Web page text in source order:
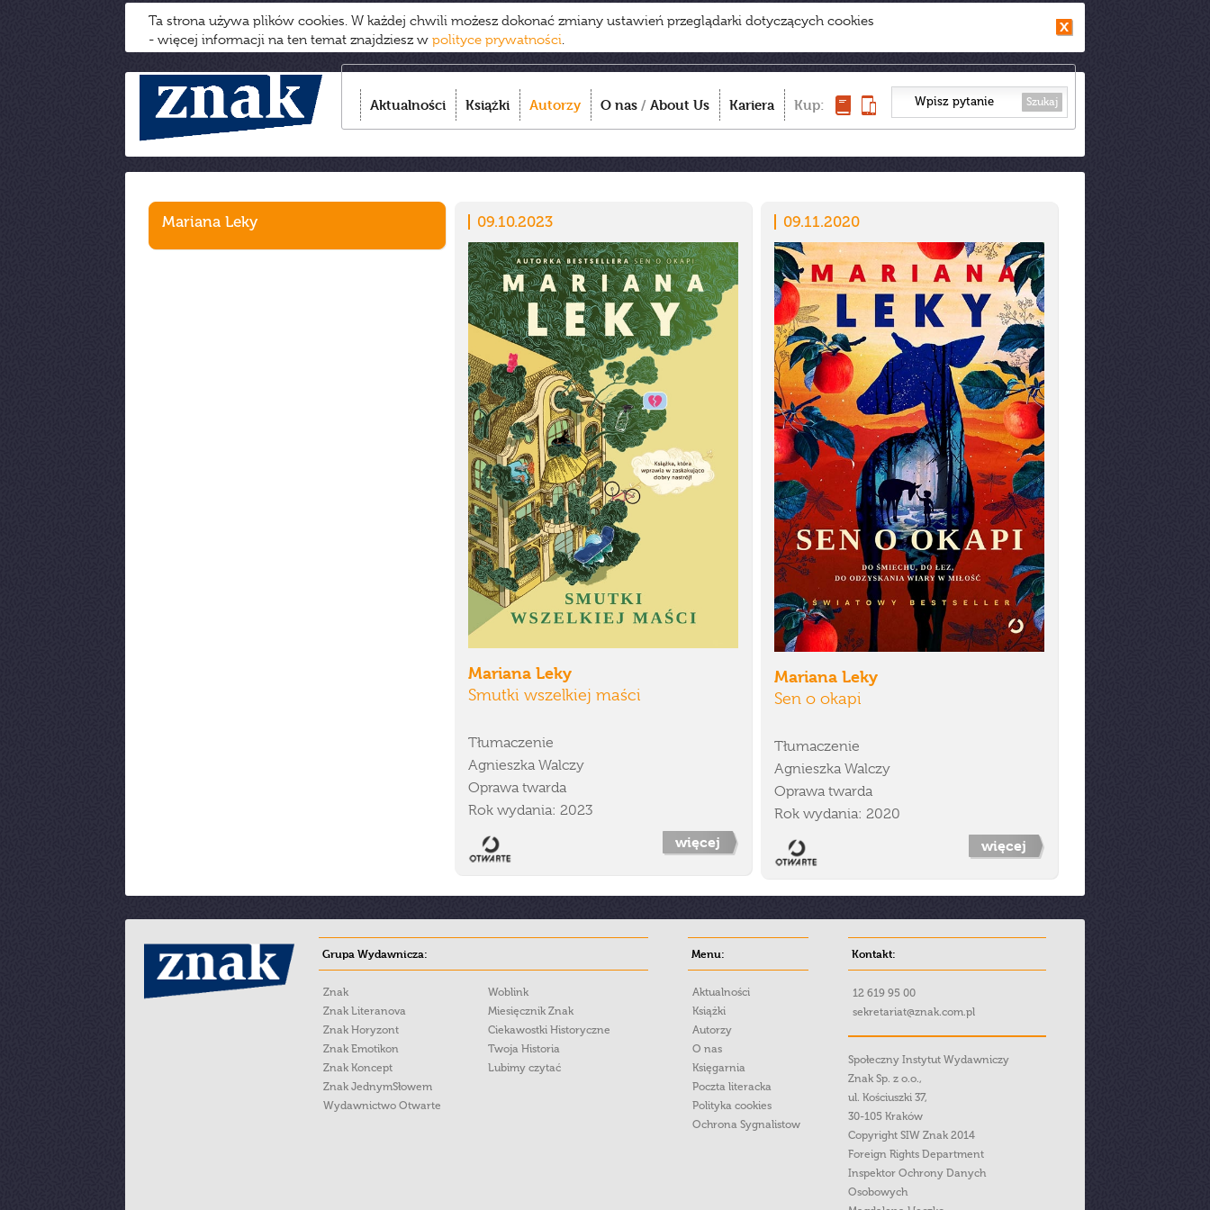
Ta strona używa plików cookies. W każdej chwili możesz dokonać zmiany ustawień przeglądarki dotyczących cookies
- więcej informacji na ten temat znajdziesz w polityce prywatności.
Aktualności Książki Autorzy O nas / About Us Kariera Kup: Szukaj
Mariana Leky 09.10.2023
Mariana Leky
Smutki wszelkiej maści
Tłumaczenie
Agnieszka Walczy
Oprawa twarda
Rok wydania: 2023
więcej
09.11.2020
Mariana Leky
Sen o okapi
Tłumaczenie
Agnieszka Walczy
Oprawa twarda
Rok wydania: 2020
więcej
Grupa Wydawnicza:
Znak
Znak Literanova
Znak Horyzont
Znak Emotikon
Znak Koncept
Znak JednymSłowem
Wydawnictwo Otwarte
Woblink
Miesięcznik Znak
Ciekawostki Historyczne
Twoja Historia
Lubimy czytać
Menu:
Aktualności
Książki
Autorzy
O nas
Księgarnia
Poczta literacka
Polityka cookies
Ochrona Sygnalistow
Kontakt:
12 619 95 00
sekretariat@znak.com.pl
Społeczny Instytut Wydawniczy
Znak Sp. z o.o.,
ul. Kościuszki 37,
30-105 Kraków
Copyright SIW Znak 2014
Foreign Rights Department
Inspektor Ochrony Danych
Osobowych